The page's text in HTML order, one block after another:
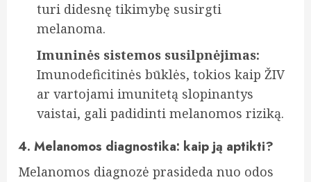
turi didesnę tikimybę susirgti
melanoma.
Imuninės sistemos susilpnėjimas:
Imunodeficitinės būklės, tokios kaip ŽIV
ar vartojami imunitetą slopinantys
vaistai, gali padidinti melanomos riziką.
4. Melanomos diagnostika: kaip ją aptikti?
Melanomos diagnozė prasideda nuo odos